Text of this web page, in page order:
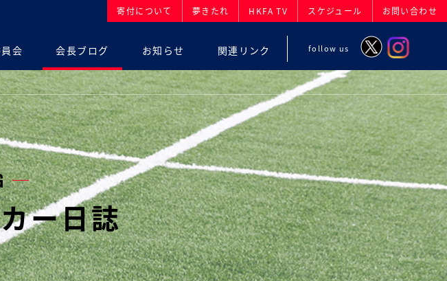
寄付について 夢きたれ HKFA TV スケジュール お問い合わせ
会 会長ブログ お知らせ 関連リンク follow us
ー日誌